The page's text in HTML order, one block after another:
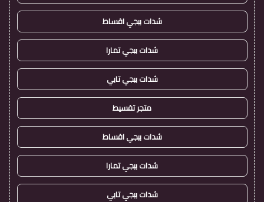
شدات ببجي اقساط
شدات ببجي تمارا
شدات ببجي تابي
متجر تقسيط
شدات ببجي اقساط
شدات ببجي تمارا
شدات ببجي تابي